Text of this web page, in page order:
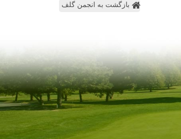
بازگشت به انجمن گلف